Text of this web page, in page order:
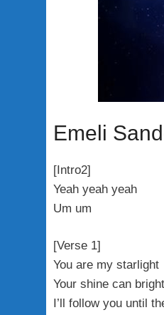
Emeli
[Intro2]
Yeah yeah yeah
Um um
[Verse 1]
You are my starlight
Your shine can
I’ll follow you until